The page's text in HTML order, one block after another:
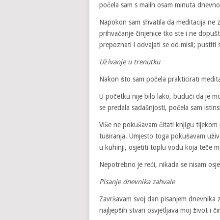
počela sam s malih osam minuta
Napokon sam shvatila da meditacija
prihvaćanje činjenice tko ste i ne
prepoznati i odvajati se od misli; pustiti
Uživanje u trenutku
Nakon što sam počela prakticirati
U početku nije bilo lako, budući da je
se predala sadašnjosti, počela sam
Više ne pokušavam čitati knjigu
tuširanja. Umjesto toga pokušavam
u kuhinji, osjetiti toplu vodu koja teče
Nepotrebno je reći, nikada se nisam
Pisanje dnevnika zahvale
Završavam svoj dan pisanjem dnevnika
najljepših stvari osvjetljava moj život i